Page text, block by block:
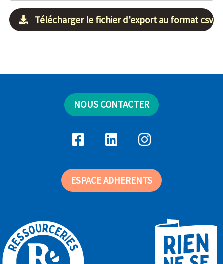
Télécharger le fichier d'export au format csv
NOUS CONTACTER
ESPACE ADHERENTS